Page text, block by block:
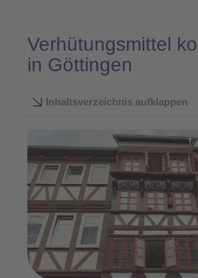
Verhütungsmittel
in Göttingen
Inhaltsverzeichnis aufklappen